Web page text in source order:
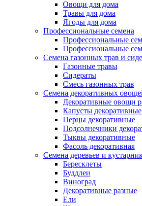
Овощи для дома
Травы для дома
Ягоды для дома
Профессиональные семена
Профессиональные
Профессиональные
Семена газонных трав и
Газонные травы
Сидераты
Смесь газонных трав
Семена декоративных
Декоративные овощи
Капусты декоративные
Перцы декоративные
Подсолнечники
Тыквы декоративные
Фасоль декоративная
Семена деревьев и
Бересклеты
Буддлеи
Виноград
Декоративные разные
Ели